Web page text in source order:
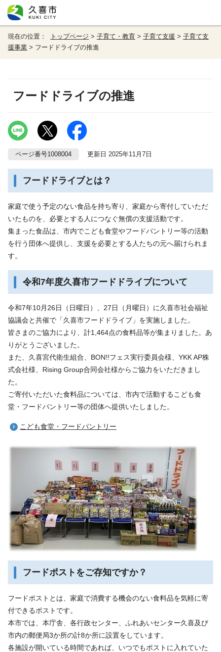
現在の位置： トップページ > 子育て・教育 > 子育て支援 > 子育て支
援事業 > フードドライブの推進
フードドライブの推進
ページ番号1008004 更新日 2025年11月7日
フードドライブとは？
家庭で使う予定のない食品を持ち寄り、家庭から寄付していただ
いたものを、必要とする人につなぐ無償の支援活動です。
集まった食品は、市内でこども食堂やフードパントリー等の活動
を行う団体へ提供し、支援を必要とする人たちの元へ届けられま
す。
令和7年度久喜市フードドライブについて
令和7年10月26日（日曜日）、27日（月曜日）に久喜市社会福祉
協議会と共催で「久喜市フードドライブ」を実施しました。
皆さまのご協力により、計1,464点の食料品等が集まりました。あ
りがとうございました。
また、久喜宮代衛生組合、BON!!フェス実行委員会様、YKK AP株
式会社様、Rising Group合同会社様からご協力をいただきまし
た。
ご寄付いただいた食料品については、市内で活動するこども食
堂・フードパントリー等の団体へ提供いたしました。
こども食堂・フードパントリー
フードポストをご存知ですか？
フードポストとは、家庭で消費する機会のない食料品を気軽に寄
付できるポストです。
本市では、本庁舎、各行政センター、ふれあいセンター久喜及び
市内の郵便局3か所の計8か所に設置をしています。
各施設が開いている時間であれば、いつでもポストに入れていた